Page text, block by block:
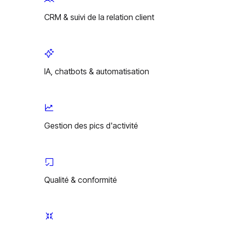
CRM & suivi de la relation client
IA, chatbots & automatisation
Gestion des pics d'activité
Qualité & conformité